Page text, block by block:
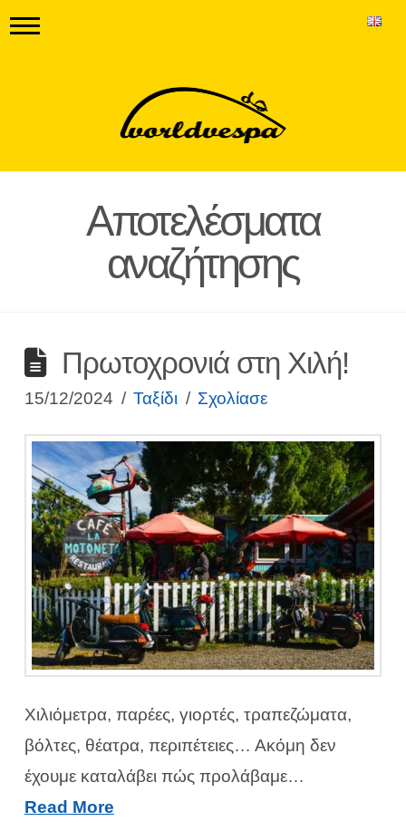
Αποτελέσματα
αναζήτησης
Πρωτοχρονιά στη Χιλή!
15/12/2024 Ταξίδι Σχολίασε
Χιλιόμετρα, παρέες, γιορτές, τραπεζώματα,
βόλτες, θέατρα, περιπέτειες… Ακόμη δεν
έχουμε καταλάβει πώς προλάβαμε…
Read More